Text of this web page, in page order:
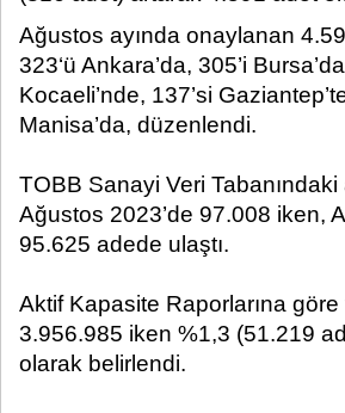
Ağustos ayında onaylanan
323‘ü Ankara’da, 305’i
Kocaeli’nde, 137’si
Manisa’da, düzenlendi.
TOBB Sanayi Veri Tabanındaki
Ağustos 2023’de 97.008 iken,
95.625 adede ulaştı.
Aktif Kapasite Raporlarına göre
3.956.985 iken %1,3 (51.219
olarak belirlendi.